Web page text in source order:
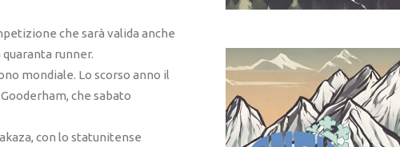
che sarà valida anche
runner.
mondiale. Lo scorso anno il
che sabato
con lo statunitense